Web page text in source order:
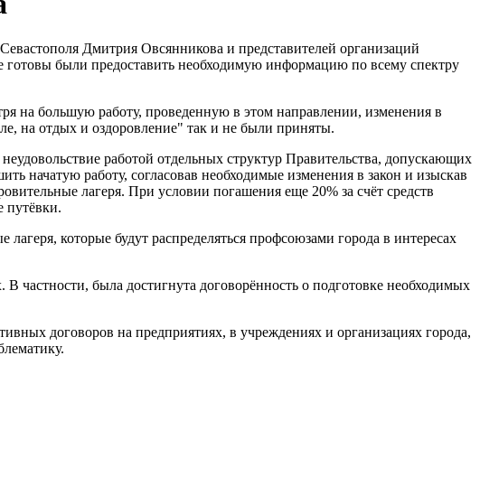
Дмитрия Овсянникова и представителей организаций
готовы были предоставить необходимую информацию по всему спектру
на большую работу, проведенную в этом направлении, изменения в
на отдых и оздоровление" так и не были приняты.
работой отдельных структур Правительства, допускающих
начатую работу, согласовав необходимые изменения в закон и изыскав
лагеря. При условии погашения еще 20% за счёт средств
путёвки.
которые будут распределяться профсоюзами города в интересах
была достигнута договорённость о подготовке необходимых
договоров на предприятиях, в учреждениях и организациях города,